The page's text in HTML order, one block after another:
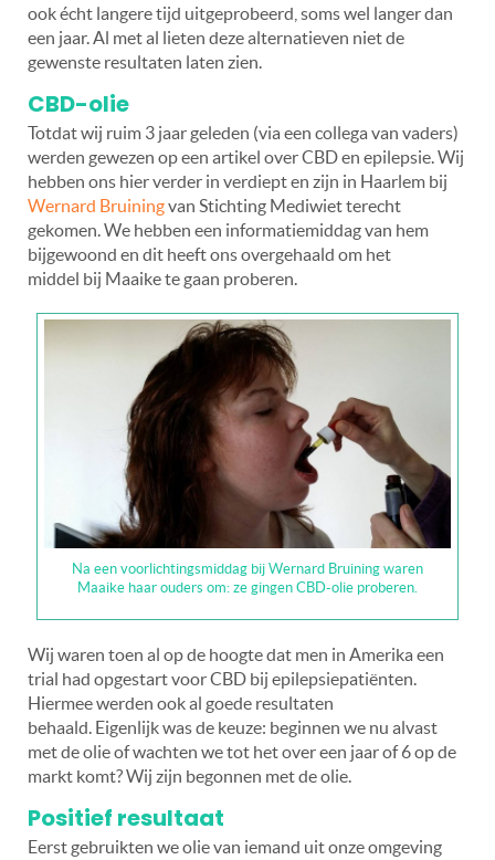
ook écht langere tijd uitgeprobeerd, soms wel langer dan
een jaar. Al met al lieten deze alternatieven niet de
gewenste resultaten laten zien.
CBD-olie
Totdat wij ruim 3 jaar geleden (via een collega van vaders)
werden gewezen op een artikel over CBD en epilepsie. Wij
hebben ons hier verder in verdiept en zijn in Haarlem bij
Wernard Bruiningvan Stichting Mediwiet terecht
gekomen. We hebben een informatiemiddag van hem
bijgewoond en dit heeft ons overgehaald om het
middel bij Maaike te gaan proberen.
Na een voorlichtingsmiddag bij Wernard Bruining waren
Maaike haar ouders om: ze gingen CBD-olie proberen.
Wij waren toen al op de hoogte dat men in Amerika een
trial had opgestart voor CBD bij epilepsiepatiënten.
Hiermee werden ook al goede resultaten
behaald. Eigenlijk was de keuze: beginnen we nu alvast
met de olie of wachten we tot het over een jaar of 6 op de
markt komt? Wij zijn begonnen met de olie.
Positief resultaat
Eerst gebruikten we olie van iemand uit onze omgeving